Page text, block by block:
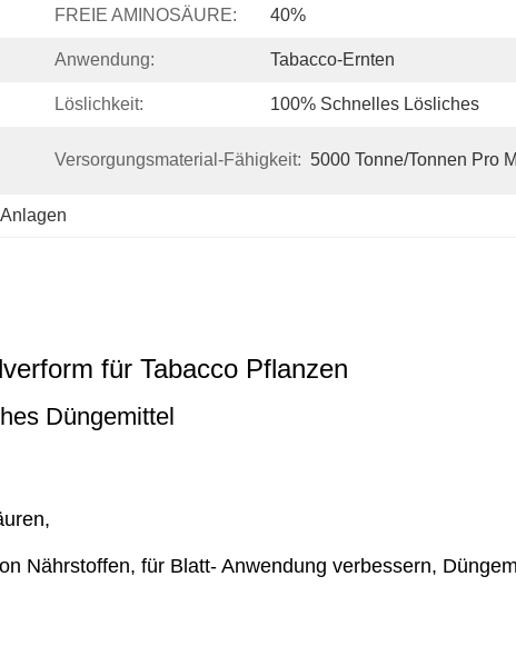
FREIE AMINOSÄURE: 40%
Anwendung: Tabacco-Ernten
Löslichkeit: 100% Schnelles Lösliches
Versorgungsmaterial-Fähigkeit: 5000 Tonne/Tonnen Pro
für Tabacco Pflanzen
Düngemittel
Nährstoffen, für Blatt- Anwendung verbessern,